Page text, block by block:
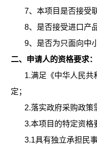
7、本项目是否接受
8、是否接受进口产
9、是否为只面向中
二、申请人的资格要求：
1.满足《中华人民共
定；
2.落实政府采购政策
3.本项目的特定资格
3.1具有独立承担民